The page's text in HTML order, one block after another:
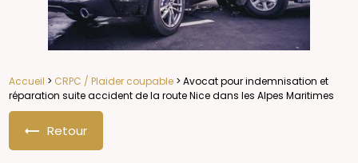
Accueil > CRPC / Plaider coupable > Avocat pour indemnisation et
réparation suite accident de la route Nice dans les Alpes Maritimes
Retour